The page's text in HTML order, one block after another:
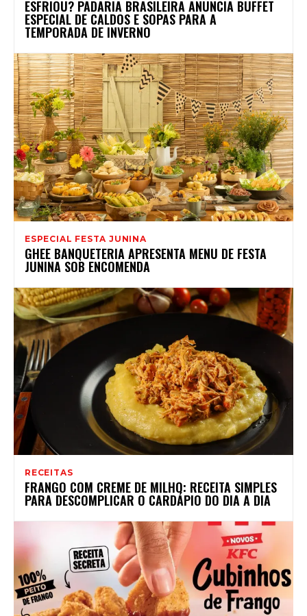
ESFRIOU? PADARIA BRASILEIRA ANUNCIA BUFFET
ESPECIAL DE CALDOS E SOPAS PARA A
TEMPORADA DE INVERNO
ESPECIAL FESTA JUNINA
GHEE BANQUETERIA APRESENTA MENU DE FESTA
JUNINA SOB ENCOMENDA
RECEITAS
FRANGO COM CREME DE MILHO: RECEITA SIMPLES
PARA DESCOMPLICAR O CARDÁPIO DO DIA A DIA